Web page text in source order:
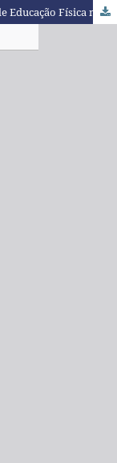
Socialização profissional dos professores de Educação Física no início da carreira docente